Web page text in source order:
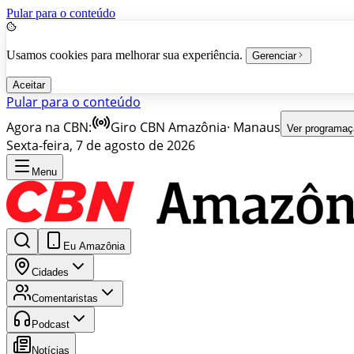
Pular para o conteúdo
Usamos cookies para melhorar sua experiência. Gerenciar
Aceitar
Pular para o conteúdo
Agora na CBN:
Giro CBN Amazônia· Manaus Ver
Sexta-feira, 7 de agosto de 2026
Menu
Eu Amazônia
Cidades
Comentaristas
Podcast
Notícias